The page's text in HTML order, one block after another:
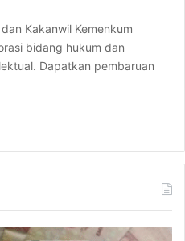
Kakanwil Kemenkum
bidang hukum dan
Dapatkan pembaruan